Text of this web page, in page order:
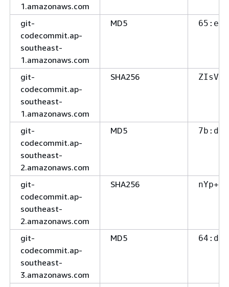
1.amazonaws.com
git-
codecommit.ap-
southeast-
1.amazonaws.com
MD5
git-
codecommit.ap-
southeast-
1.amazonaws.com
SHA256
git-
codecommit.ap-
southeast-
2.amazonaws.com
MD5
git-
codecommit.ap-
southeast-
2.amazonaws.com
SHA256
git-
codecommit.ap-
southeast-
3.amazonaws.com
MD5